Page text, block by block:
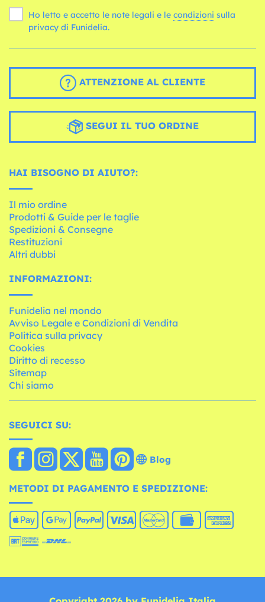
Ho letto e accetto le note legali e le condizioni
privacy di Funidelia.
ATTENZIONE AL CLIENTE
SEGUI IL TUO ORDINE
HAI BISOGNO DI AIUTO?:
Il mio ordine
Prodotti & Guide per le taglie
Spedizioni & Consegne
Restituzioni
Altri dubbi
INFORMAZIONI:
Funidelia nel mondo
Avviso Legale e Condizioni di Vendita
Politica sulla privacy
Cookies
Diritto di recesso
Sitemap
Chi siamo
SEGUICI SU:
Blog
METODI DI PAGAMENTO E SPEDIZIONE: